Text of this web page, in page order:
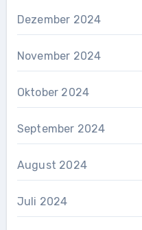
Dezember 2024
November 2024
Oktober 2024
September 2024
August 2024
Juli 2024